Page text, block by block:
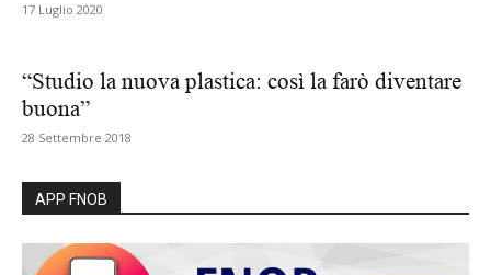
17 Luglio 2020
“Studio la nuova plastica: così la farò diventare
buona”
28 Settembre 2018
APP FNOB